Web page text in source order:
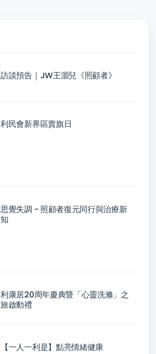
訪談預告｜JW王灝兒《照顧者》
利民會新界區賣旗日
思覺失調 - 照顧者復元同行與治療新
知
利康居20周年慶典暨「心靈洗滌」之
旅啟動禮
【一人一利是】點亮情緒健康